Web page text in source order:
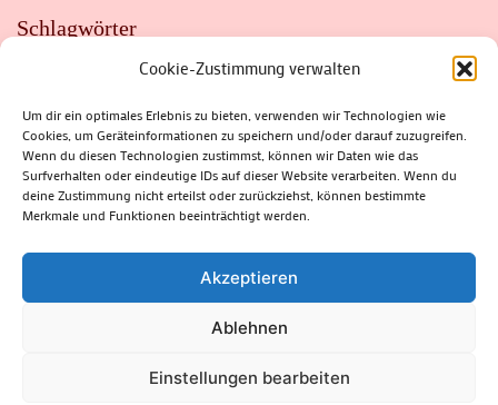
Cookie-Zustimmung verwalten
Um dir ein optimales Erlebnis zu bieten, verwenden wir Technologien wie
Cookies, um Geräteinformationen zu speichern und/oder darauf zuzugreifen.
Wenn du diesen Technologien zustimmst, können wir Daten wie das
Surfverhalten oder eindeutige IDs auf dieser Website verarbeiten. Wenn du
deine Zustimmung nicht erteilst oder zurückziehst, können bestimmte
Merkmale und Funktionen beeinträchtigt werden.
Akzeptieren
Ablehnen
Einstellungen bearbeiten
Schlagwörter
FAHRRAD
FLOHMARKT FOLK GEWINNSPIEL
HITZE
HITZEFALLE AUTO
IRISH DANCE JAZZ
KABARETT
KINDER
KIRMES KLASSIK
KLEINE SUHLER REIHE
KRIMI
KULTUR LESUNG LOTTO
MEININGEN
PARASITEN
PILZE SCHLEUSINGEN
SCHULWEG
SOMMERFERIEN
SPORT SRH
STADTFEST
STADTMARKETING
STRASSENSPERRUNG
SUHL
SUHLER FRÜHLING
SUHLER STADTMARKETING
THÜRINGER WALD
ZELLA-MEHLIS
(c) Rhön-Rennsteig-Verlag 2024. Alle Rechte vorbehalten.